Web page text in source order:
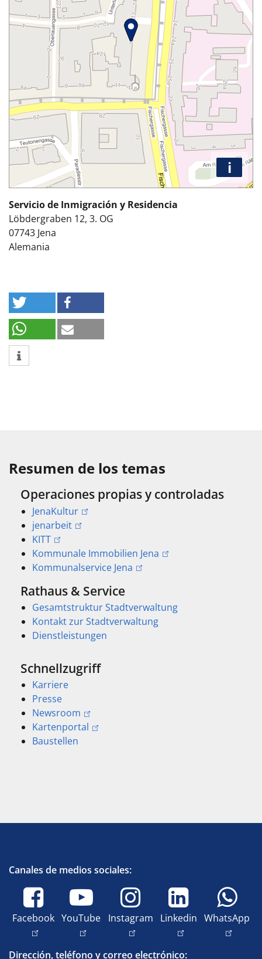
i
Servicio de Inmigración y Residencia
Löbdergraben 12, 3. OG
07743 Jena
Alemania
Resumen de los temas
Operaciones propias y controladas
JenaKultur
jenarbeit
KITT
Kommunale Immobilien Jena
Kommunalservice Jena
Rathaus & Service
Gesamtstruktur Stadtverwaltung
Kontakt zur Stadtverwaltung
Dienstleistungen
Schnellzugriff
Karriere
Presse
Newsroom
Kartenportal
Baustellen
Canales de medios sociales:
Facebook YouTube Instagram Linkedin WhatsApp
Dirección, teléfono y correo electrónico: